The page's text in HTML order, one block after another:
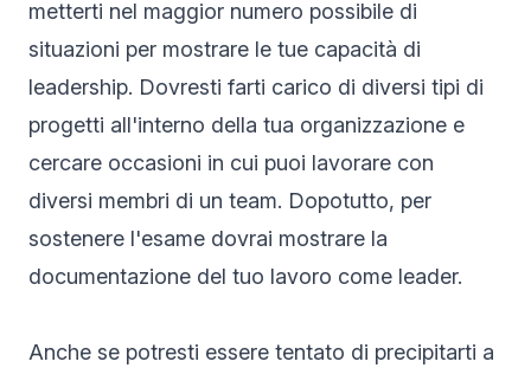
metterti nel maggior numero possibile di
situazioni per mostrare le tue capacità di
leadership. Dovresti farti carico di diversi tipi di
progetti all'interno della tua organizzazione e
cercare occasioni in cui puoi lavorare con
diversi membri di un team. Dopotutto, per
sostenere l'esame dovrai mostrare la
documentazione del tuo lavoro come leader.
Anche se potresti essere tentato di precipitarti a